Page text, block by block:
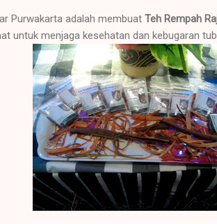
Purwakarta adalah membuat Teh Rempah
untuk menjaga kesehatan dan kebugaran